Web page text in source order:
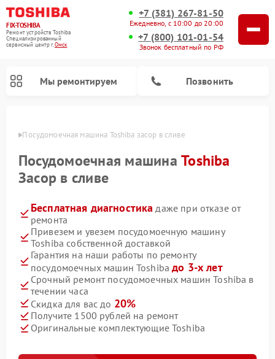
FIX-TOSHIBA
Ремонт устройств Toshiba
Специализированный
cервисный центр г.Омск
+7 (381) 267-81-50
Ежедневно, с 10:00 до 20:00
+7 (800) 101-01-54
Звонок бесплатный по РФ
Мы ремонтируем Позвонить
Посудомоечная машина Toshiba засор в сливе
Посудомоечная машинаToshiba
Засор в сливе
Бесплатная диагностика даже при отказе от
ремонта
Привезем и увезем посудомоечную машину
Toshiba собственной доставкой
Гарантия на наши работы по ремонту
посудомоечных машин Toshibaдо 3-х лет
Срочный ремонт посудомоечных машин Toshiba в
течении часа
Скидка для вас до 20%
Получите 1500 рублей на ремонт
Оригинальные комплектующие Toshiba